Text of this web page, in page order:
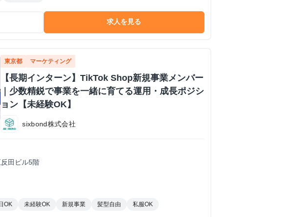
求人を見る
東京都 マーケティング
【長期インターン】TikTok Shop新規事業メンバー
｜少数精鋭で事業を一緒に育てる運用・成長ポジシ
ョン【未経験OK】
sixbond株式会社
田ビル5階
OK 未経験OK 新規事業 髪型自由
私服OK